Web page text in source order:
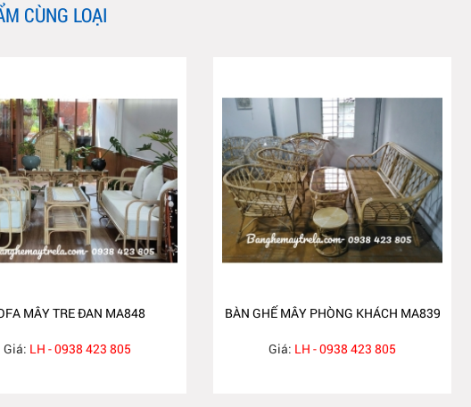
CÙNG LOẠI
MÂY TRE ĐAN MA848
Giá: LH - 0938 423 805
BÀN GHẾ MÂY PHÒNG KHÁCH MA839
Giá: LH - 0938 423 805